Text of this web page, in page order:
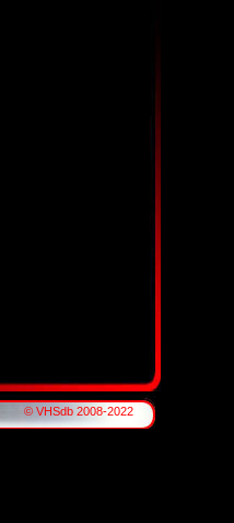
© VHSdb 2008-2022